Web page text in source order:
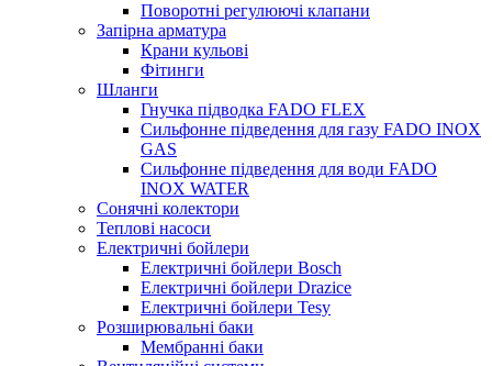
Поворотні регулюючі клапани
Запірна арматура
Крани кульові
Фітинги
Шланги
Гнучка підводка FADO FLEX
Сильфонне підведення для газу FADO INOX
GAS
Сильфонне підведення для води FADO
INOX WATER
Сонячні колектори
Теплові насоси
Електричні бойлери
Електричні бойлери Bosch
Електричні бойлери Drazice
Електричні бойлери Tesy
Розширювальні баки
Мембранні баки